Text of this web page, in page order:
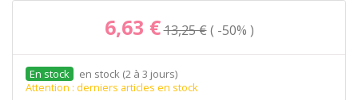
6,63 €13,25 € -50%
en stock (2 à 3 jours)
Attention : derniers articles en stock